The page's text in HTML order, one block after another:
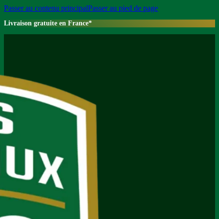
Passer au contenu principalPasser au pied de page
Livraison gratuite en France*